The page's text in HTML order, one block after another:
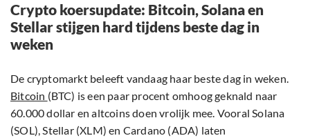
Crypto koersupdate: Bitcoin, Solana en
Stellar stijgen hard tijdens beste dag in
weken
De cryptomarkt beleeft vandaag haar beste dag in weken.
Bitcoin (BTC) is een paar procent omhoog geknald naar
60.000 dollar en altcoins doen vrolijk mee. Vooral Solana
(SOL), Stellar (XLM) en Cardano (ADA) laten